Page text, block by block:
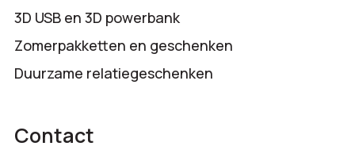
3D USB en 3D powerbank
Zomerpakketten en geschenken
Duurzame relatiegeschenken
Contact